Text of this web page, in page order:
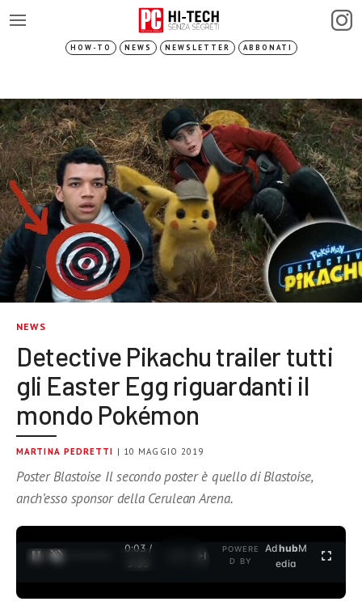
HOW-TO NEWS NEWSLETTER ABBONATI
NEWS
Detective Pikachu trailer tutti
gli Easter Egg riguardanti il
mondo Pokémon
MARTINA PEDRETTI | 10 MAGGIO 2019
Poster Blastoise Il secondo poster è quello di Blastoise,
anch’esso sponsor della Cerulean Arena.
0:04 /
3:35
POWERE
D BY
AdhubM
edia